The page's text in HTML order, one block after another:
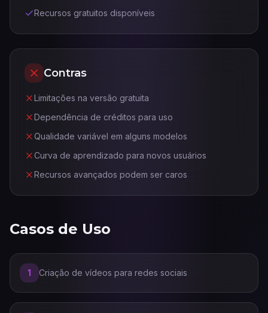
Recursos gratuitos disponíveis
Contras
Limitações na versão gratuita
Dependência de créditos para uso
Qualidade variável em alguns modelos
Curva de aprendizado para novos usuários
Recursos avançados podem ser caros
Casos de Uso
1 Criação de vídeos para redes sociais